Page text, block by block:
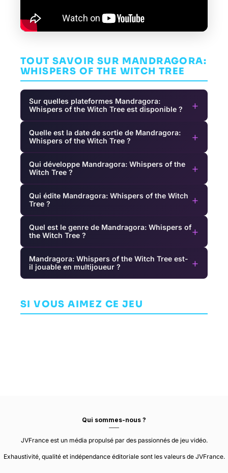
TOUT SAVOIR SUR MANDRAGORA:
WHISPERS OF THE WITCH TREE
Sur quelles plateformes Mandragora:
Whispers of the Witch Tree est disponible ?
+
Quelle est la date de sortie de Mandragora:
Whispers of the Witch Tree ?
+
Qui développe Mandragora: Whispers of the
Witch Tree ?
+
Qui édite Mandragora: Whispers of the Witch
Tree ?
+
Quel est le genre de Mandragora: Whispers of
the Witch Tree ?
+
Mandragora: Whispers of the Witch Tree est-
il jouable en multijoueur ?
+
SI VOUS AIMEZ CE JEU
Two
AVENTURE
INDÉPENDANT
Qui sommes-nous ?
JVFrance est un média propulsé par des passionnés de jeu vidéo.
Exhaustivité, qualité et indépendance éditoriale sont les valeurs de JVFrance.